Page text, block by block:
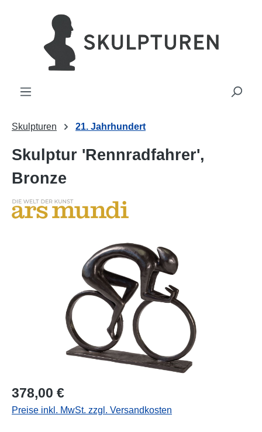
springen
Skulpturen 21. Jahrhundert
Skulptur 'Rennradfahrer',
Bronze
Bildergalerie überspringen
378,00 €
Preise inkl. MwSt. zzgl. Versandkosten